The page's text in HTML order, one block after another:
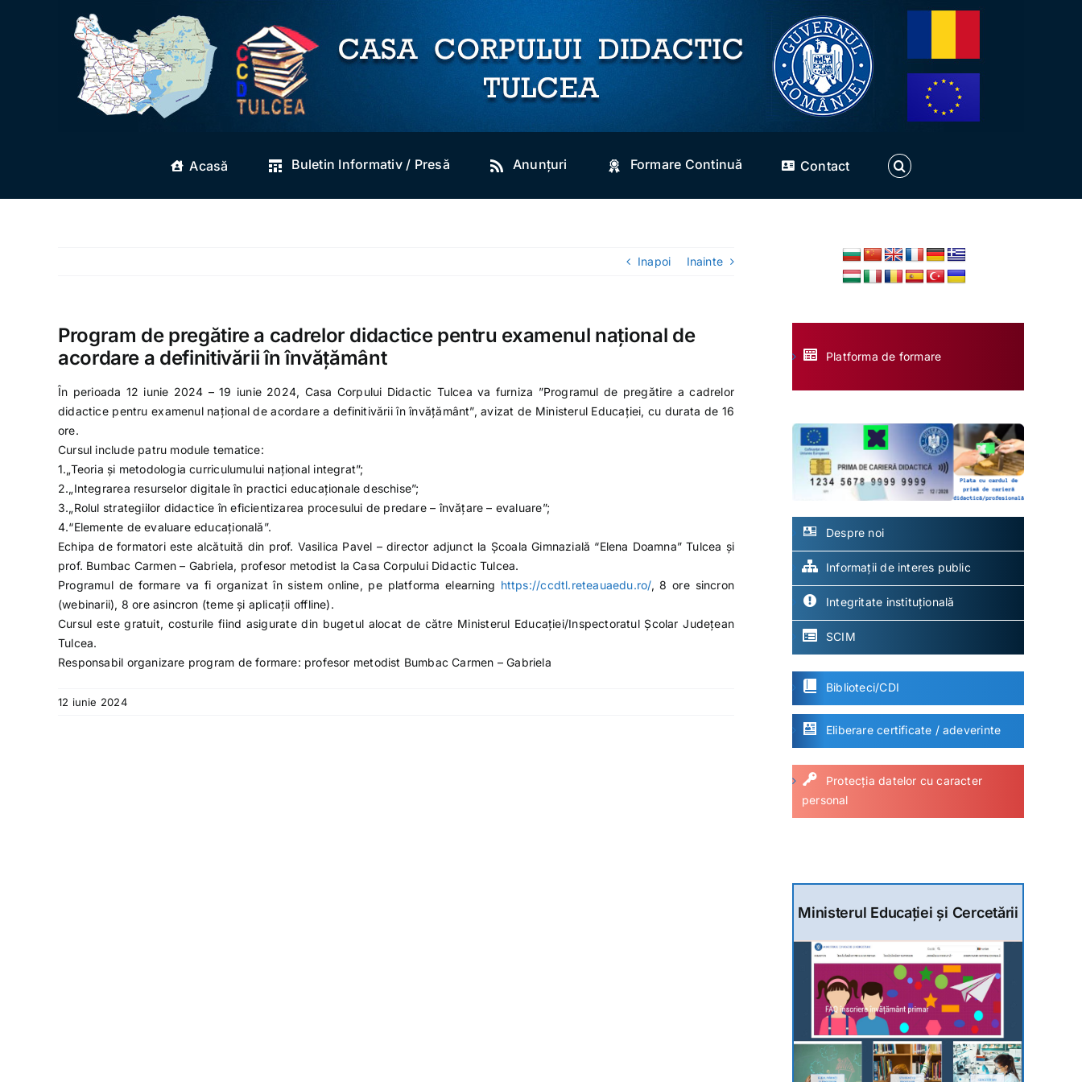
Acasă Buletin Informativ / Presă Anunțuri Formare Continuă Contact
Inapoi Inainte
Program de pregătire a cadrelor didactice pentru examenul național de
acordare a definitivării în învățământ
În perioada 12 iunie 2024 – 19 iunie 2024, Casa Corpului Didactic Tulcea va furniza ”Programul de pregătire a cadrelor
didactice pentru examenul național de acordare a definitivării în învățământ”, avizat de Ministerul Educației, cu durata de 16
ore.
Cursul include patru module tematice:
1.„Teoria și metodologia curriculumului național integrat”;
2.„Integrarea resurselor digitale în practici educaționale deschise”;
3.„Rolul strategiilor didactice în eficientizarea procesului de predare – învățare – evaluare”;
4.“Elemente de evaluare educațională”.
Echipa de formatori este alcătuită din prof. Vasilica Pavel – director adjunct la Școala Gimnazială “Elena Doamna” Tulcea și
prof. Bumbac Carmen – Gabriela, profesor metodist la Casa Corpului Didactic Tulcea.
Programul de formare va fi organizat în sistem online, pe platforma elearning https://ccdtl.reteauaedu.ro/, 8 ore sincron
(webinarii), 8 ore asincron (teme şi aplicaţii offline).
Cursul este gratuit, costurile fiind asigurate din bugetul alocat de către Ministerul Educației/Inspectoratul Școlar Județean
Tulcea.
Responsabil organizare program de formare: profesor metodist Bumbac Carmen – Gabriela
12 iunie 2024
Platforma de formare
Despre noi
Informații de interes public
Integritate instituțională
SCIM
Biblioteci/CDI
Eliberare certificate / adeverinte
Protecția datelor cu caracter
personal
Ministerul Educației și Cercetării